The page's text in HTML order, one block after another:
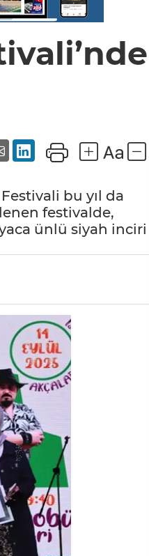
bu yıl da
festivalde,
ünlü siyah inciri